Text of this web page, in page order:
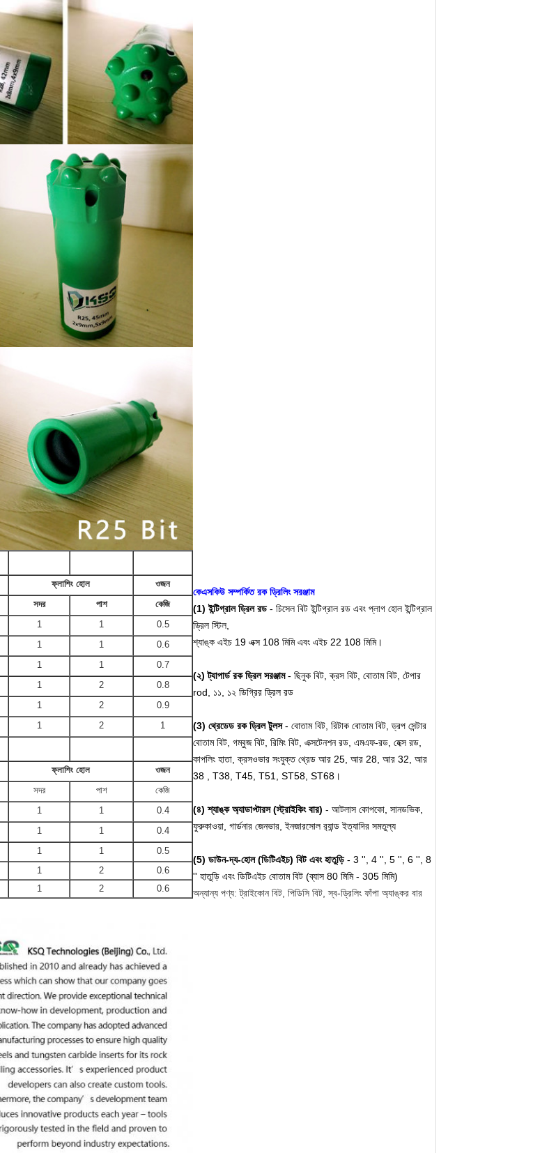
ফ্লাশিং হোল
ওজন
সদর পাশ
কেজি
1 1
0.5
1 1
0.6
1 1
0.7
1 2
0.8
1 2
0.9
1 2
1
ফ্লাশিং হোল
ওজন
সদর পাশ
কেজি
1 1
0.4
1 1
0.4
1 1
0.5
1 2
0.6
1 2 0.6
কেএসকিউ সম্পর্কিত রক ড্রিলিং সরঞ্জাম
(1) ইন্টিগ্রাল ড্রিল রড- চিসেল বিট ইন্টিগ্রাল রড এবং প্লাগ হোল ইন্টিগ্রাল
ড্রিল স্টিল,
শ্যাঙ্ক এইচ 19 এক্স 108 মিমি এবং এইচ 22 108 মিমি।
(২) ট্যাপার্ড রক ড্রিল সরঞ্জাম- ছিনুক বিট, ক্রস বিট, বোতাম বিট, টেপার
rod, ১১, ১২ ডিগ্রির ড্রিল রড
(3) থ্রেডেড রক ড্রিল টুলস- বোতাম বিট, রিটাক বোতাম বিট, ড্রপ সেন্টার
বোতাম বিট, গম্বুজ বিট, রিমিং বিট, এক্সটেনশন রড, এমএফ-রড, হেক্স রড,
কাপলিং হাতা, ক্রসওভার সংযুক্ত থ্রেড আর 25, আর 28, আর 32, আর
38 , T38, T45, T51, ST58, ST68।
(৪) শ্যাঙ্ক অ্যাডাপ্টারস (স্ট্রাইকিং বার) - আটলাস কোপকো, সানডভিক,
ফুরুকাওয়া, গার্ডনার জেনভার, ইনজারসোল র‌্যান্ড ইত্যাদির সমতুল্য
(5) ডাউন-দ্য-হোল (ডিটিএইচ) বিট এবং হাতুড়ি- 3 '', 4 '', 5 '', 6 '', 8
'' হাতুড়ি এবং ডিটিএইচ বোতাম বিট (ব্যাস 80 মিমি - 305 মিমি)
অন্যান্য পণ্য: ট্রাইকোন বিট, পিডিসি বিট, স্ব-ড্রিলিং ফাঁপা অ্যাঙ্কর বার